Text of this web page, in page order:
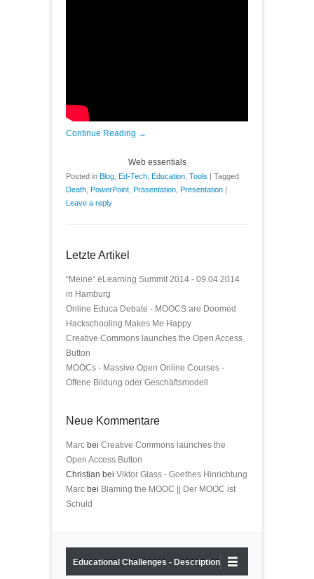
Continue Reading →
Web essentials
Posted in Blog Ed-Tech Education Tools | Tagged
Death PowerPoint Präsentation Presentation |
Leave a reply
Letzte Artikel
“Meine” eLearning Summit 2014 - 09.04.2014
in Hamburg
Online Educa Debate - MOOCS are Doomed
Hackschooling Makes Me Happy
Creative Commons launches the Open Access
Button
MOOCs - Massive Open Online Courses -
Offene Bildung oder Geschäftsmodell
Neue Kommentare
Marc bei Creative Commons launches the
Open Access Button
Christian bei Viktor Glass - Goethes Hinrichtung
Marc bei Blaming the MOOC || Der MOOC ist
Schuld
Educational Challenges - Description